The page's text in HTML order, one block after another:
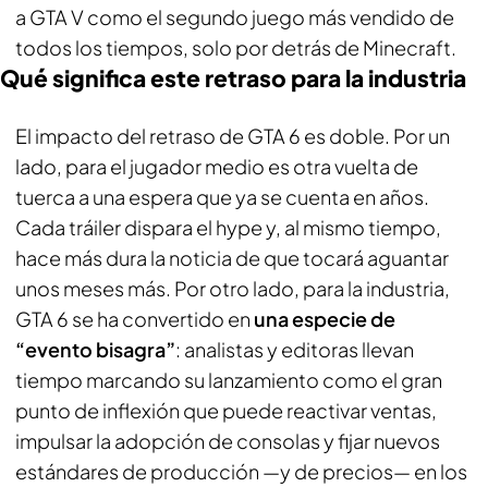
a GTA V como el segundo juego más vendido de
todos los tiempos, solo por detrás de Minecraft.
Qué significa este retraso para la industria
El impacto del retraso de GTA 6 es doble. Por un
lado, para el jugador medio es otra vuelta de
tuerca a una espera que ya se cuenta en años.
Cada tráiler dispara el hype y, al mismo tiempo,
hace más dura la noticia de que tocará aguantar
unos meses más. Por otro lado, para la industria,
GTA 6 se ha convertido en una especie de
“evento bisagra”: analistas y editoras llevan
tiempo marcando su lanzamiento como el gran
punto de inflexión que puede reactivar ventas,
impulsar la adopción de consolas y fijar nuevos
estándares de producción —y de precios— en los